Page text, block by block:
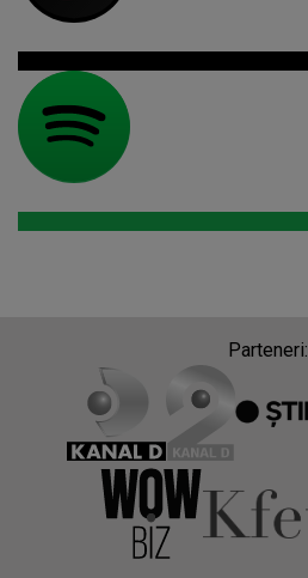
Parteneri: